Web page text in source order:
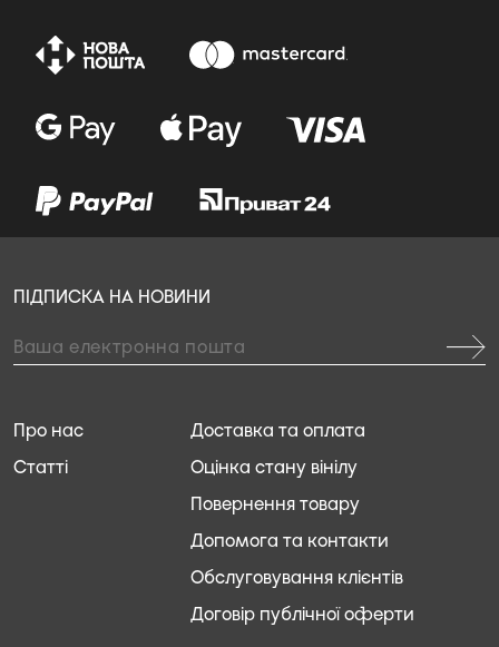
Доставка та оплата
Оцінка стану вінілу
Повернення товару
Допомога та контакти
Обслуговування клієнтів
Договір публічної оферти
Про нас
Статті
ПІДПИСКА НА НОВИНИ